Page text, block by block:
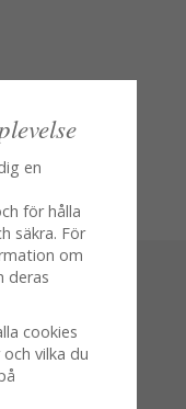
en
för hålla
säkra. För
om
deras
cookies
vilka du